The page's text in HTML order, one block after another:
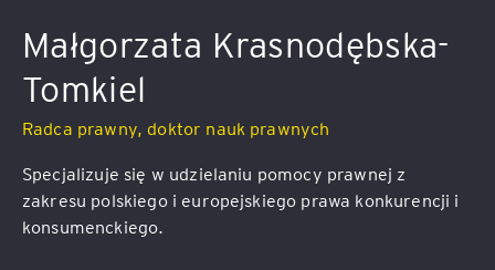
Małgorzata Krasnodębska-
Tomkiel
Radca prawny, doktor nauk prawnych
Specjalizuje się w udzielaniu pomocy prawnej z
zakresu polskiego i europejskiego prawa konkurencji i
konsumenckiego.